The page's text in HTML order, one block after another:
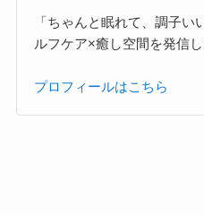
「ちゃんと眠れて、調子
ルフケア×癒し空間を発信し
プロフィールはこちら